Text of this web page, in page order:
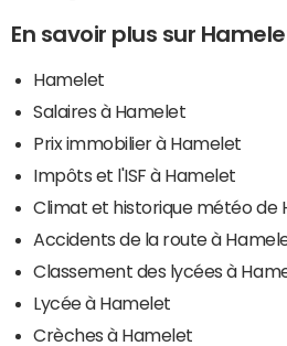
En savoir plus sur
Hamelet
Salaires à Hamelet
Prix immobilier à Hamelet
Impôts et l'ISF à Hamelet
Climat et historique météo de
Accidents de la route à
Classement des lycées à
Lycée à Hamelet
Crèches à Hamelet